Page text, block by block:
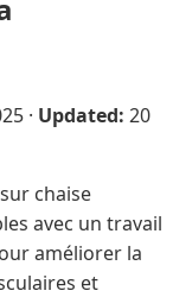
· Updated: 20
chaise
avec un travail
améliorer la
et